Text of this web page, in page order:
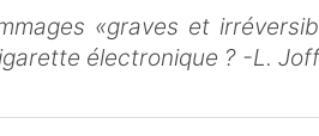
«graves et
électronique ? -L.